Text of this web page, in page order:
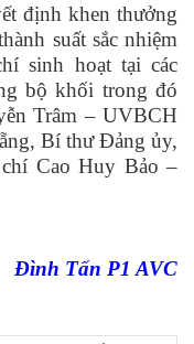
định khen thưởng
suất sắc nhiệm
sinh hoạt tại các
bộ khối trong đó
Trâm – UVBCH
Bí thư Đảng ủy,
Cao Huy Bảo –
Đình Tấn P1 AVC